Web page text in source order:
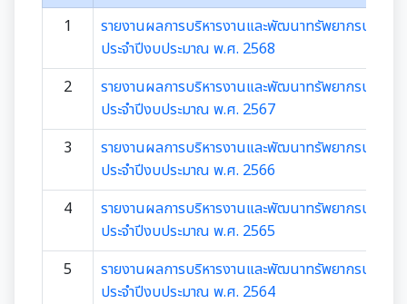
แผนดำเนินงานประจำปี
รายงานการกำกับติดตามการดำเนินงานประจำปีรอบ 6
เดือน
รายงานผลการดำเนินงานประจำปี
รายงานการติดตามและประเมินผลแผนพัฒนาท้องถิ่น
คู่มือหรือมาตรฐานการปฏิบัติงาน
มุม KM การจัดการความรู้
มาตรฐานกำหนดตำแหน่ง
สรุปผลการประชุม ก.จ. ก.ท. และ ก.อบต.
มติ ก.ท.จ.เชียงใหม่
การให้บริการประชาชน
คู่มือหรือแนวทางการขอรับบริการสำหรับประชาชน
ข้อมูลสถิติการให้บริการ
เทศบัญญัติงบประมาณรายจ่าย
1
รายงานผลการบริหารงานและพัฒนาทรัพยากรบุคคล
ประจำปีงบประมาณ พ.ศ. 2568
2
รายงานผลการบริหารงานและพัฒนาทรัพยากรบุคคล
ประจำปีงบประมาณ พ.ศ. 2567
3
รายงานผลการบริหารงานและพัฒนาทรัพยากรบุคคล
ประจำปีงบประมาณ พ.ศ. 2566
4
รายงานผลการบริหารงานและพัฒนาทรัพยากรบุคคล
ประจำปีงบประมาณ พ.ศ. 2565
5
รายงานผลการบริหารงานและพัฒนาทรัพยากรบุคคล
ประจำปีงบประมาณ พ.ศ. 2564